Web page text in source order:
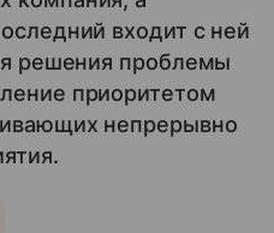
входит с ней
решения проблемы
приоритетом
непрерывно